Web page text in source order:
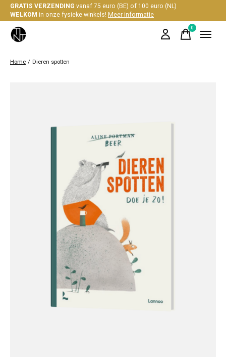
GRATIS VERZENDING vanaf 75 euro (BE) of 100 euro (NL)
WELKOM in onze fysieke winkels!Meer informatie
0items
Home / Dieren spotten